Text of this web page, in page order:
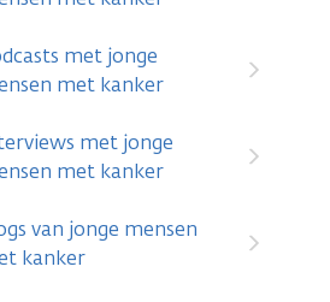
met jonge
met kanker
met jonge
met kanker
van jonge mensen
kanker
en zwangerschap
zorgen